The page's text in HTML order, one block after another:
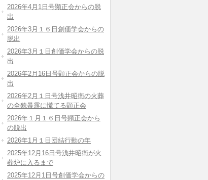
2026年4月1日号顕正会からの脱
出
2026年3月１６日創価学会からの
脱出
2026年3月１日創価学会からの脱
出
2026年2月16日号顕正会からの脱
出
2026年2月１日号浅井昭衛の火葬
の全貌暴露に慌てる顕正会
2026年１月１６日号顕正会から
の脱出
2026年1月１日団結行動の年
2025年12月16日号浅井昭衛が火
葬炉に入るまで
2025年12月1日号創価学会からの